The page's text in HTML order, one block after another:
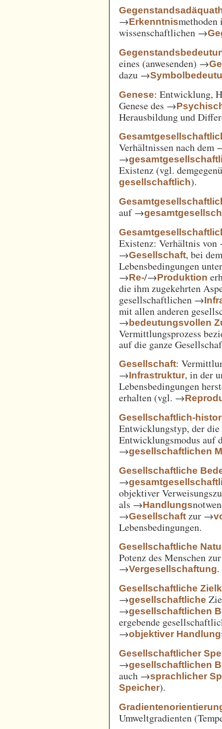
→Erkenntnismethoden
wissenschaftlichen →
eines (anwesenden) →
dazu →
Genese: Entwicklung,
Genese des →
Herausbildung und
Verhältnissen nach dem
→
Existenz (vgl.
gesellschaftlich).
auf →
Existenz: Verhältnis
→Gesellschaft, bei
Lebensbedingungen
→Re-/→Produktion
die ihm zugekehrten
gesellschaftlichen →
mit allen anderen
→bedeutungsvollen
Vermittlungsprozess
auf die ganze
Gesellschaft:
→Infrastruktur, in der
Lebensbedingungen
erhalten (vgl. →
Gesellschaftlich-
Entwicklungstyp, der
Entwicklungsmodus auf
→gesellschaftlichen
Gesellschaftliche
→
objektiver
als →Handlungs
→Gesellschaft zur →
Lebensbedingungen.
Gesellschaftliche
Potenz des Menschen
→Vergesellschaftung.
Gesellschaftliche
→gesellschaftliche
→gesellschaftlichen
ergebende
→objektiver
Gesellschaftlicher
→gesellschaftlichen
auch →sprachlicher
Speicher).
Umweltgradienten